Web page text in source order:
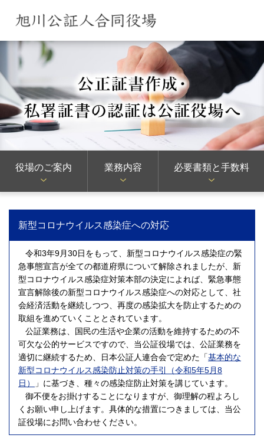
役場のご案内 業務内容 必要書類と手数料
新型コロナウイルス感染症への対応
令和3年9月30日をもって、新型コロナウイルス感染症の緊
急事態宣言が全ての都道府県について解除されましたが、新
型コロナウイルス感染症対策本部の決定によれば、緊急事態
宣言解除後の新型コロナウイルス感染症への対応として、社
会経済活動を継続しつつ、再度の感染拡大を防止するための
取組を進めていくこととされています。
公証業務は、国民の生活や企業の活動を維持するための不
可欠な公的サービスですので、当公証役場では、公証業務を
適切に継続するため、日本公証人連合会で定めた「基本的な
新型コロナウイルス感染防止対策の手引（令和5年5月8
日）
」に基づき、種々の感染症防止対策を講じています。
御不便をお掛けすることになりますが、御理解の程よろし
くお願い申し上げます。具体的な措置につきましては、当公
証役場にお問い合わせください。